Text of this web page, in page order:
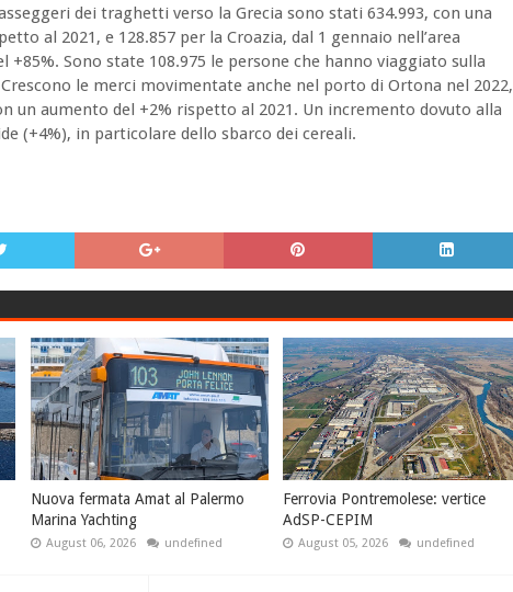
dei traghetti verso la Grecia sono stati 634.993, con una
al 2021, e 128.857 per la Croazia, dal 1 gennaio nell’area
+85%. Sono state 108.975 le persone che hanno viaggiato sulla
le merci movimentate anche nel porto di Ortona nel 2022,
un aumento del +2% rispetto al 2021. Un incremento dovuto alla
(+4%), in particolare dello sbarco dei cereali.
Nuova fermata Amat al Palermo
Marina Yachting
August 06, 2026 undefined
Ferrovia Pontremolese: vertice
AdSP-CEPIM
August 05, 2026 undefined